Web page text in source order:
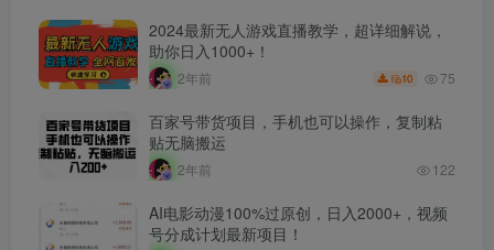
2024最新无人游戏直播教学，超详细解说，
助你日入1000+！
2年前 10 75
百家号带货项目，手机也可以操作，复制粘
贴无脑搬运
2年前 122
AI电影动漫100%过原创，日入2000+，视频
号分成计划最新项目！